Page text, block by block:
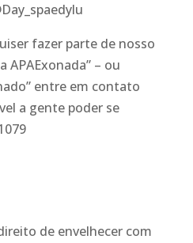
fazer parte de nosso
APAExonada” – ou
entre em contato
a gente poder se
de envelhecer com